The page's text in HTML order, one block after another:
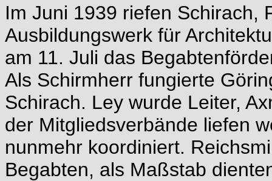
Im Juni 1939 riefen Schirach,
Ausbildungswerk für
am 11. Juli das
Als Schirmherr fungierte
Schirach. Ley wurde Leiter,
der Mitgliedsverbände liefen
nunmehr koordiniert.
Begabten, als Maßstab